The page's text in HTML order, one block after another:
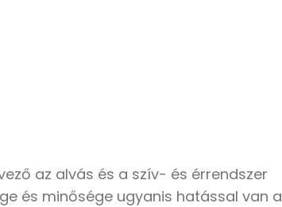
az alvás és a szív- és érrendszer
és minősége ugyanis hatással van a